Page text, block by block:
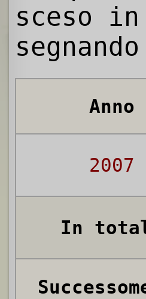
sceso in
segnando
Anno
2007
In